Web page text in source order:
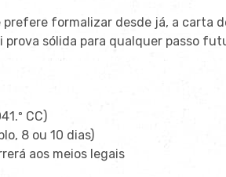
formalizar desde já, a carta
sólida para qualquer passo
CC)
8 ou 10 dias)
aos meios legais